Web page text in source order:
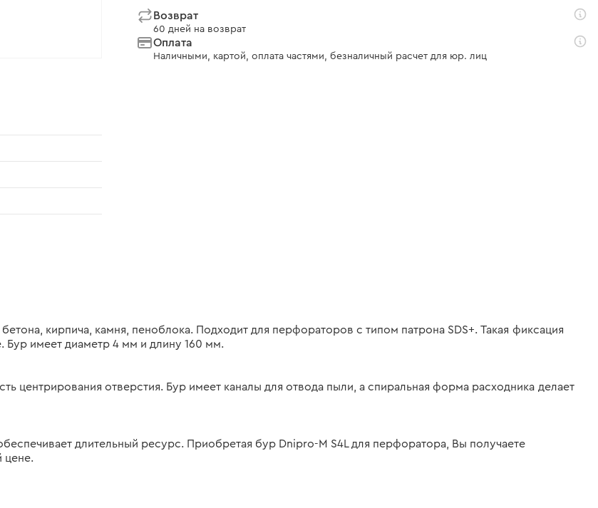
Возврат
60 дней на возврат
Оплата
Наличными, картой, оплата частями, безналичный расчет для юр. лиц
кирпича, камня, пеноблока. Подходит для перфораторов с типом патрона SDS+. Такая фиксация
Бур имеет диаметр 4 мм и длину 160 мм.
центрирования отверстия. Бур имеет каналы для отвода пыли, а спиральная форма расходника делает
длительный ресурс. Приобретая бур Dnipro-M S4L для перфоратора, Вы получаете
цене.